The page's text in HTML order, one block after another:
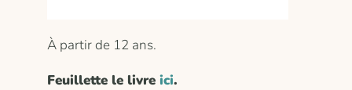
À partir de 12 ans.
Feuillette le livre ici.